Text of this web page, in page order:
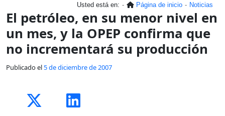
Usted está en: Página de inicio Noticias
El petróleo, en su menor nivel en
un mes, y la OPEP confirma que
no incrementará su producción
Publicado el5 de diciembre de 2007